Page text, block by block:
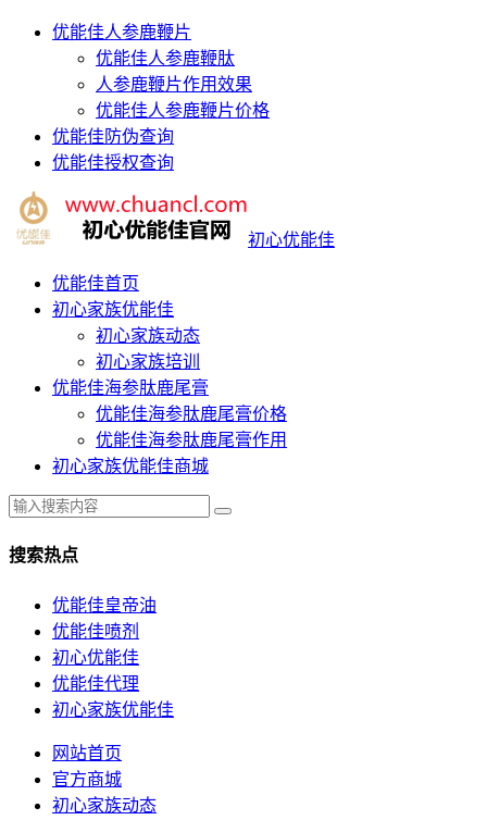
优能佳人参鹿鞭片
优能佳人参鹿鞭肽
人参鹿鞭片作用效果
优能佳人参鹿鞭片价格
优能佳防伪查询
优能佳授权查询
初心优能佳
优能佳首页
初心家族优能佳
初心家族动态
初心家族培训
优能佳海参肽鹿尾膏
优能佳海参肽鹿尾膏价格
优能佳海参肽鹿尾膏作用
初心家族优能佳商城
搜索热点
优能佳皇帝油
优能佳喷剂
初心优能佳
优能佳代理
初心家族优能佳
网站首页
官方商城
初心家族动态